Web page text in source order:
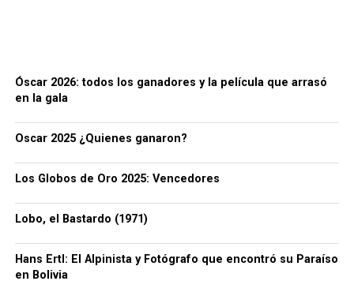
Óscar 2026: todos los ganadores y la película que arrasó
en la gala
Oscar 2025 ¿Quienes ganaron?
Los Globos de Oro 2025: Vencedores
Lobo, el Bastardo (1971)
Hans Ertl: El Alpinista y Fotógrafo que encontró su Paraíso
en Bolivia